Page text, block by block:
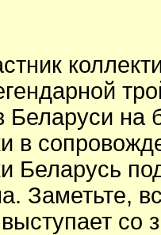
Беларуси
в
Беларусь
Заметьте,
выступает